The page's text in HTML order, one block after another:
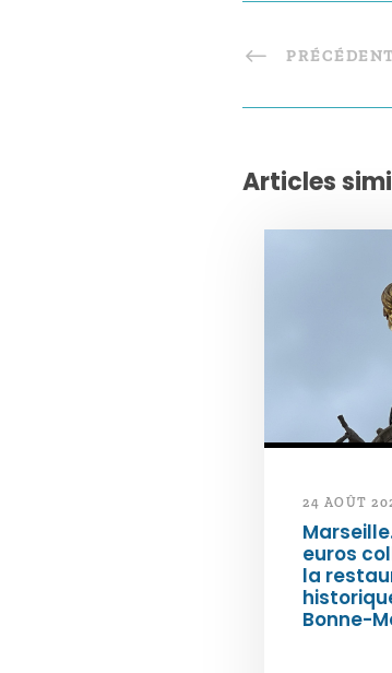
Articles
24 AOÛT
euros
la
Bonne-